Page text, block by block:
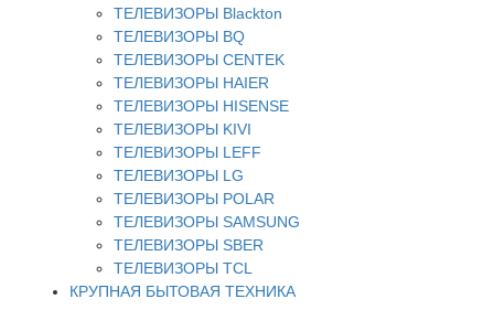
ТЕЛЕВИЗОРЫ Blackton
ТЕЛЕВИЗОРЫ BQ
ТЕЛЕВИЗОРЫ CENTEK
ТЕЛЕВИЗОРЫ HAIER
ТЕЛЕВИЗОРЫ HISENSE
ТЕЛЕВИЗОРЫ KIVI
ТЕЛЕВИЗОРЫ LEFF
ТЕЛЕВИЗОРЫ LG
ТЕЛЕВИЗОРЫ POLAR
ТЕЛЕВИЗОРЫ SAMSUNG
ТЕЛЕВИЗОРЫ SBER
ТЕЛЕВИЗОРЫ TCL
КРУПНАЯ БЫТОВАЯ ТЕХНИКА